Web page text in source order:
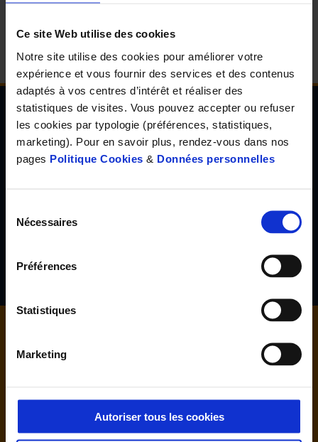
Ce site Web utilise des cookies
Notre site utilise des cookies pour améliorer votre
expérience et vous fournir des services et des contenus
adaptés à vos centres d’intérêt et réaliser des
statistiques de visites. Vous pouvez accepter ou refuser
les cookies par typologie (préférences, statistiques,
marketing). Pour en savoir plus, rendez-vous dans nos
pages Politique Cookies & Données personnelles
Nécessaires
Préférences
Statistiques
Marketing
Autoriser tous les cookies
Nous contacter
Newsletter de l'Observatoire de la santé Visuelle
et Auditive